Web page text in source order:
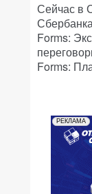
Сейчас в
Forms:
Forms:
РЕКЛАМА